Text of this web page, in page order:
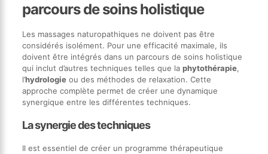
parcours de soins holistique
Les massages naturopathiques ne doivent pas être
considérés isolément. Pour une efficacité maximale, ils
doivent être intégrés dans un parcours de soins holistique
qui inclut d’autres techniques telles que la phytothérapie,
l’hydrologieou des méthodes de relaxation. Cette
approche complète permet de créer une dynamique
synergique entre les différentes techniques.
La synergie des techniques
Il est essentiel de créer un programme thérapeutique